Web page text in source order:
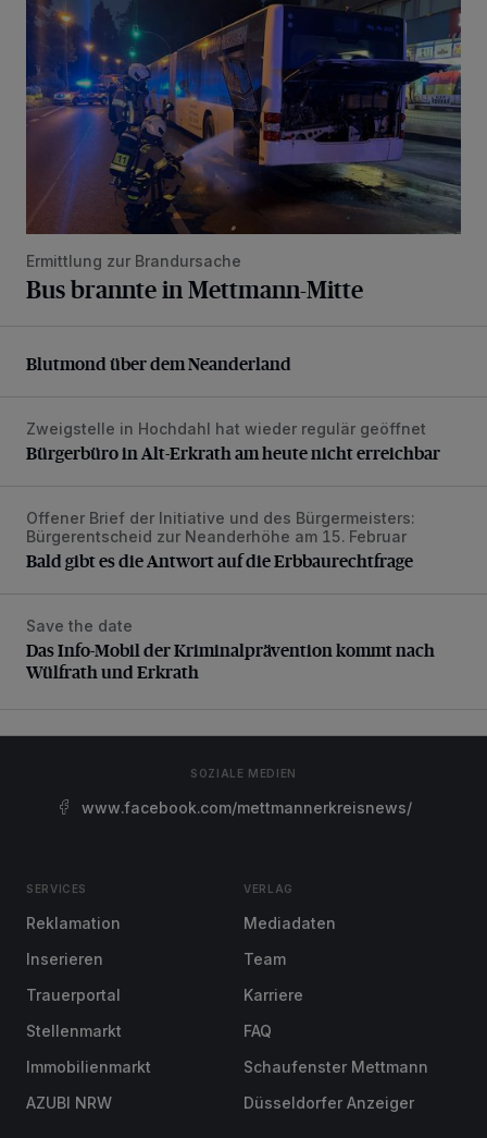
Ermittlung zur Brandursache
Bus brannte in Mettmann-Mitte
Blutmond über dem Neanderland
Blutmond über dem Neanderland
Bürgerbüro in Alt-Erkrath am heute nicht erreichbar
Zweigstelle in Hochdahl hat wieder regulär geöffnet
Bürgerbüro in Alt-Erkrath am heute nicht erreichbar
Bald gibt es die Antwort auf die Erbbaurechtfrage
Offener Brief der Initiative und des Bürgermeisters:
Bürgerentscheid zur Neanderhöhe am 15. Februar
Bald gibt es die Antwort auf die Erbbaurechtfrage
Das Info-Mobil der Kriminalprävention kommt nach
Save the date
Das Info-Mobil der Kriminalprävention kommt nach
Wülfrath und Erkrath
SOZIALE MEDIEN
www.facebook.com/mettmannerkreisnews/
SERVICES
Reklamation
Inserieren
Trauerportal
Stellenmarkt
Immobilienmarkt
AZUBI NRW
VERLAG
Mediadaten
Team
Karriere
FAQ
Schaufenster Mettmann
Düsseldorfer Anzeiger